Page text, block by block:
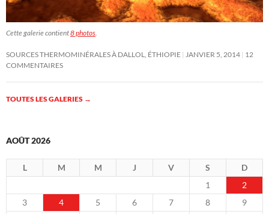
Cette galerie contient8 photos.
SOURCES THERMOMINÉRALES À DALLOL, ÉTHIOPIE JANVIER 5, 2014 12
COMMENTAIRES
TOUTES LES GALERIES →
AOÛT 2026
L M M J V S
D
1
2
3
4 5 6 7 8
9